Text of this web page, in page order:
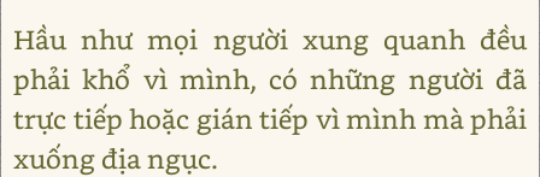
Hầu như mọi người xung quanh đều
phải khổ vì mình, có những người đã
trực tiếp hoặc gián tiếp vì mình mà phải
xuống địa ngục.